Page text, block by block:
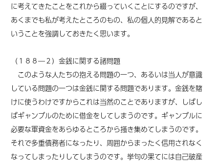
に考えてきたことをこれから綴っていくことにするのですが、
あくまでも私が考えたところのもの、私の個人的見解であると
いうことを強調しておきたく思います。
（１８８―２）金銭に関する諸問題
このような人たちの抱える問題の一つ、あるいは当人が意識
している問題の一つは金銭に関する問題であります。金銭を賭
けに使うわけですからこれは当然のことでありますが、しばし
ばギャンブルのために借金をしてしまうのです。ギャンブルに
必要な軍資金をあらゆるところから掻き集めてしまうのです。
それで多重債務者になったり、周囲からまったく信用されなく
なってしまったりしてしまうのです。挙句の果てには自己破産